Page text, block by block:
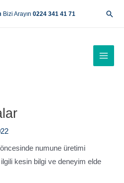
Bizi Arayın 0224 341 41 71
numune üretimi
kesin bilgi ve deneyim elde